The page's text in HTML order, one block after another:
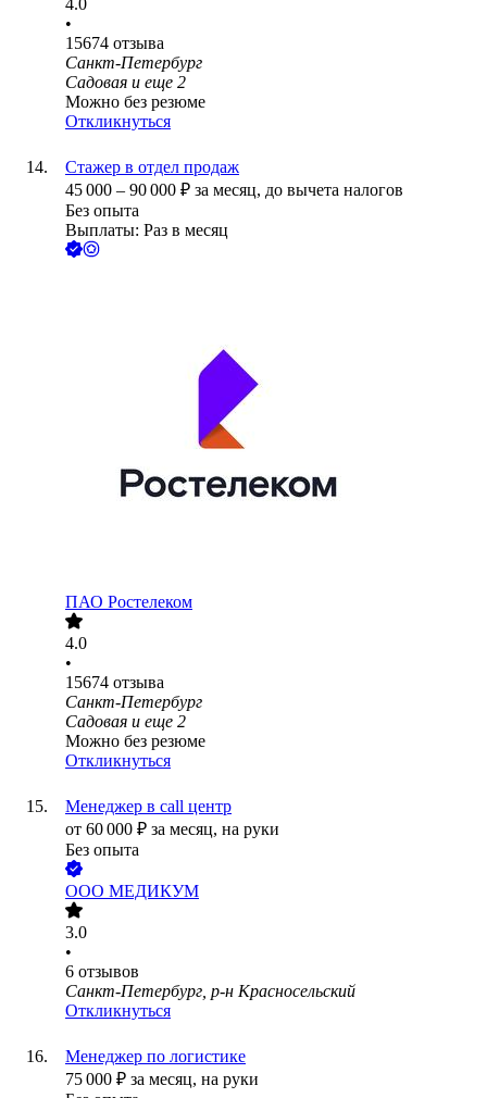
4.0
•
15674 отзыва
Санкт-Петербург
Садовая и еще 2
Можно без резюме
Откликнуться
Стажер в отдел продаж
45 000 – 90 000 ₽ за месяц, до вычета налогов
Без опыта
Выплаты: Раз в месяц
ПАО Ростелеком
4.0
•
15674 отзыва
Санкт-Петербург
Садовая и еще 2
Можно без резюме
Откликнуться
Менеджер в call центр
от 60 000 ₽ за месяц, на руки
Без опыта
ООО МЕДИКУМ
3.0
•
6 отзывов
Санкт-Петербург, р-н Красносельский
Откликнуться
Менеджер по логистике
75 000 ₽ за месяц, на руки